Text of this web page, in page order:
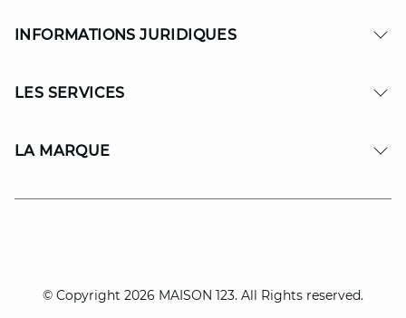
INFORMATIONS JURIDIQUES
LES SERVICES
LA MARQUE
© Copyright 2026 MAISON 123. All Rights reserved.